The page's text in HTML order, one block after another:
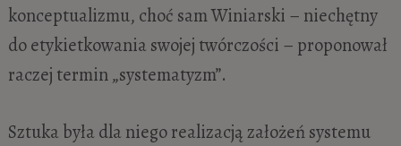
konceptualizmu, choć sam Winiarski – niechętny
do etykietkowania swojej twórczości – proponował
raczej termin „systematyzm”.
Sztuka była dla niego realizacją założeń systemu